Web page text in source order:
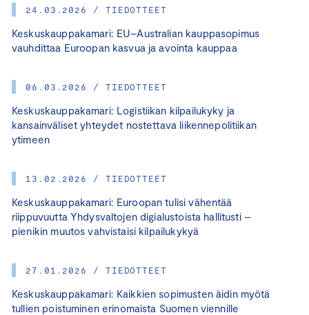
24.03.2026 / TIEDOTTEET
Keskuskauppakamari: EU–Australian kauppasopimus
vauhdittaa Euroopan kasvua ja avointa kauppaa
06.03.2026 / TIEDOTTEET
Keskuskauppakamari: Logistiikan kilpailukyky ja
kansainväliset yhteydet nostettava liikennepolitiikan
ytimeen
13.02.2026 / TIEDOTTEET
Keskuskauppakamari: Euroopan tulisi vähentää
riippuvuutta Yhdysvaltojen digialustoista hallitusti –
pienikin muutos vahvistaisi kilpailukykyä
27.01.2026 / TIEDOTTEET
Keskuskauppakamari: Kaikkien sopimusten äidin myötä
tullien poistuminen erinomaista Suomen viennille